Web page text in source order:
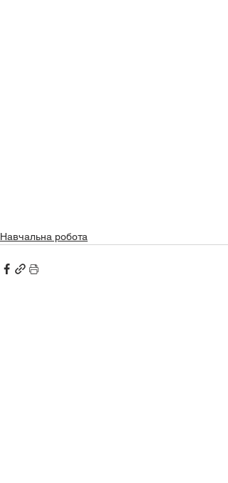
Навчальна робота